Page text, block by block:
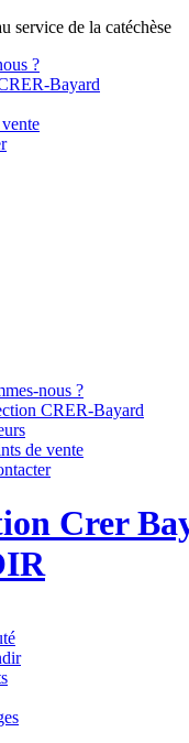
service de la catéchèse
?
Bayard
nous ?
CRER-Bayard
de vente
Crer